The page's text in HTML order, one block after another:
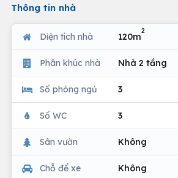
Thông tin nhà
Diện tích nhà 120m
2
Phân khúc nhà Nhà 2 tầng
Số phòng ngủ 3
Số WC 3
Sân vườn Không
Chỗ để xe Không